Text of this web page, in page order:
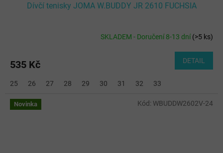
Dívčí tenisky JOMA W.BUDDY JR 2610 FUCHSIA
SKLADEM - Doručení 8-13 dní(>5 ks)
535 Kč DETAIL
25 26 27 28 29 30 31 32 33
Novinka Kód: WBUDDW2602V-24